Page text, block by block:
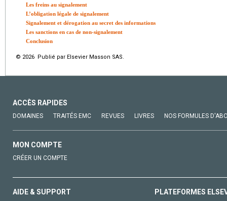
Les freins au signalement
L’obligation légale de signalement
Signalement et dérogation au secret des informations
Les sanctions en cas de non-signalement
Conclusion
© 2026 Publié par Elsevier Masson SAS.
ACCÈS RAPIDES
DOMAINES TRAITÉS EMC REVUES LIVRES NOS FORMULES
MON COMPTE
CRÉER UN COMPTE
AIDE & SUPPORT PLATEFORMES